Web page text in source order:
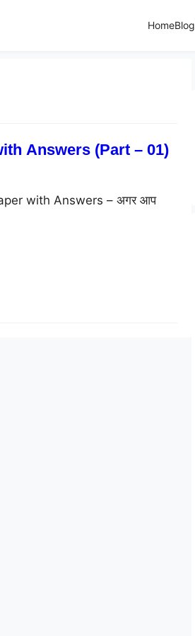
HomeBlog
Answers (Part – 01)
with Answers – अगर आप